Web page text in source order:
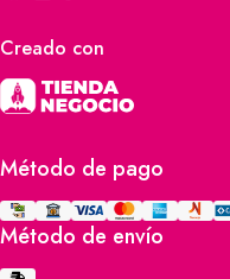
Creado con
Método de pago
Método de envío